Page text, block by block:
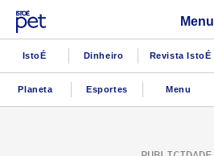
Menu
IstoÉ Dinheiro Revista IstoÉ
Planeta Esportes Menu